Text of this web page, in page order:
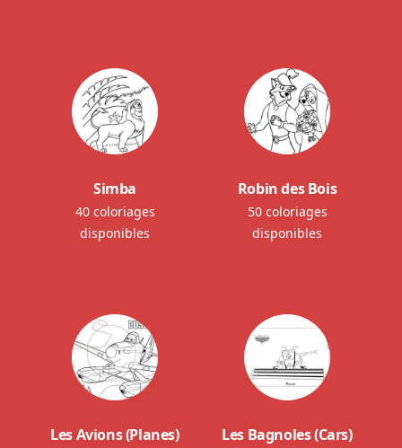
Simba
40 coloriages
disponibles
Robin des Bois
50 coloriages
disponibles
Les Avions (Planes) Les Bagnoles (Cars)